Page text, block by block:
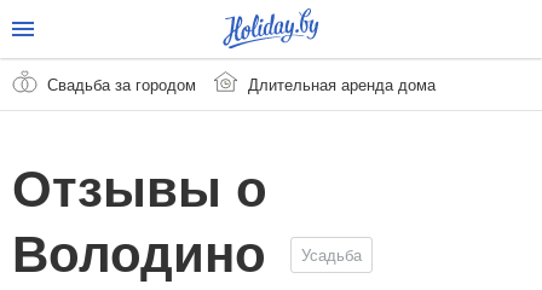
Свадьба за городом Длительная аренда дома
Отзывы о
Володино
Усадьба